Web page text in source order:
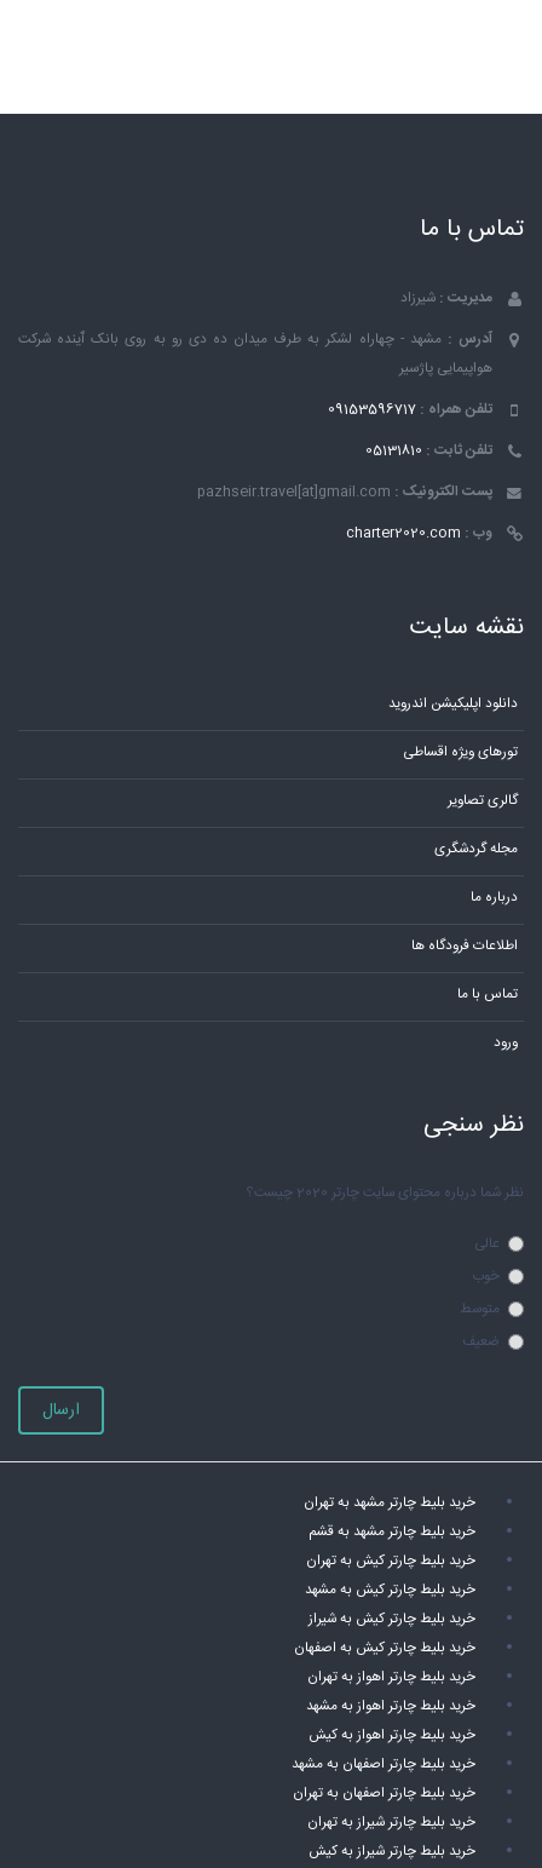
تماس با ما
مدیریت : شیرزاد
آدرس : مشهد - چهاراه لشکر به طرف میدان ده دی رو به روی بانک ٱینده شرکت
هواپیمایی پاژسیر
تلفن همراه : 09153596717
تلفن ثابت : 05131810
پست الکترونیک : pazhseir.travel[at]gmail.com
وب : charter2020.com
نقشه سایت
دانلود اپلیکیشن اندروید
تورهای ویژه اقساطی
گالری تصاویر
مجله گردشگری
درباره ما
اطلاعات فرودگاه ها
تماس با ما
ورود
نظر سنجی
نظر شما درباره محتوای سایت چارتر 2020 چیست؟
عالی
خوب
متوسط
ضعیف
ارسال
خرید بلیط چارتر مشهد به تهران
خرید بلیط چارتر مشهد به قشم
خرید بلیط چارتر کیش به تهران
خرید بلیط چارتر کیش به مشهد
خرید بلیط چارتر کیش به شیراز
خرید بلیط چارتر کیش به اصفهان
خرید بلیط چارتر اهواز به تهران
خرید بلیط چارتر اهواز به مشهد
خرید بلیط چارتر اهواز به کیش
خرید بلیط چارتر اصفهان به مشهد
خرید بلیط چارتر اصفهان به تهران
خرید بلیط چارتر شیراز به تهران
خرید بلیط چارتر شیراز به کیش